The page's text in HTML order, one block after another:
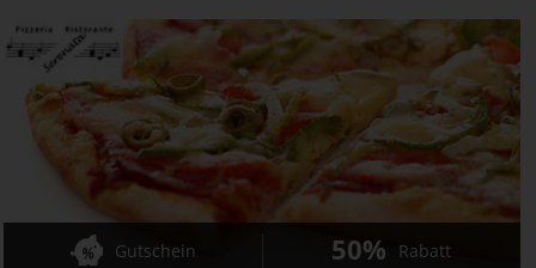
Gutschein 50% Rabatt